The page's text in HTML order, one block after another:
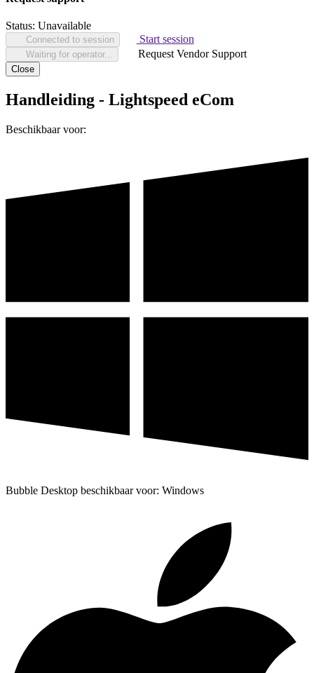
Status: Unavailable
Connected to session Start session
Waiting for operator... Request Vendor Support
Close
Handleiding - Lightspeed eCom
Beschikbaar voor:
Bubble Desktop beschikbaar voor: Windows